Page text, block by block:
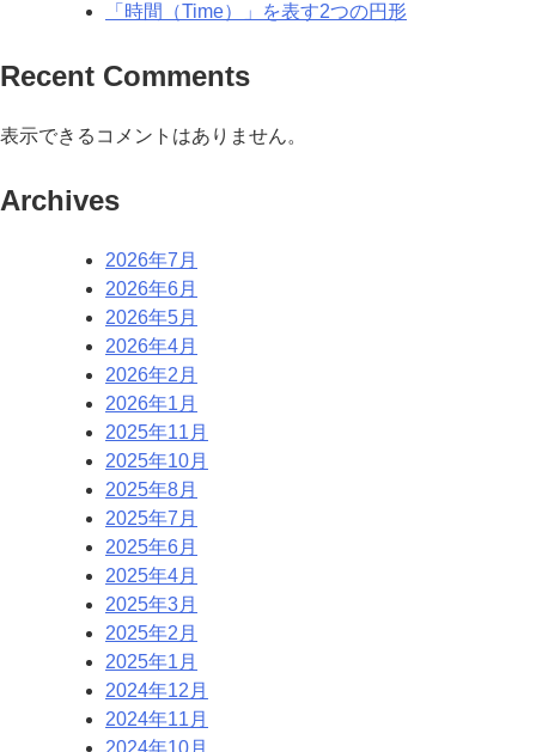
「時間（Time）」を表す2つの円形
Recent Comments
表示できるコメントはありません。
Archives
2026年7月
2026年6月
2026年5月
2026年4月
2026年2月
2026年1月
2025年11月
2025年10月
2025年8月
2025年7月
2025年6月
2025年4月
2025年3月
2025年2月
2025年1月
2024年12月
2024年11月
2024年10月